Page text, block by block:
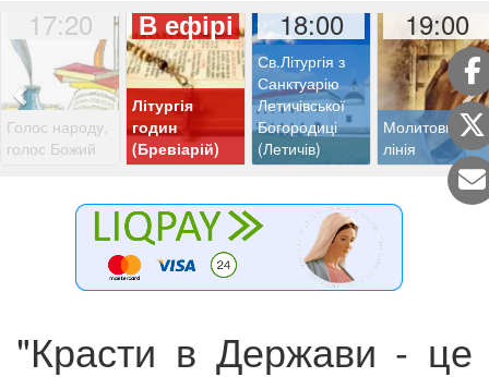
17:20
Голос народу,
голос Божий
В ефірі
Літургія
годин
(Бревіарій)
18:00
Св.Літургія з
Санктуарію
Летичівської
Богородиці
(Летичів)
19:00
Молитовна
лінія
"Красти в Держави - це